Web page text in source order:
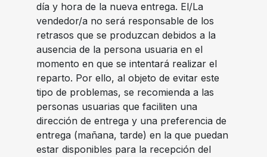
día y hora de la nueva entrega. El/La
vendedor/a no será responsable de los
retrasos que se produzcan debidos a la
ausencia de la persona usuaria en el
momento en que se intentará realizar el
reparto. Por ello, al objeto de evitar este
tipo de problemas, se recomienda a las
personas usuarias que faciliten una
dirección de entrega y una preferencia de
entrega (mañana, tarde) en la que puedan
estar disponibles para la recepción del